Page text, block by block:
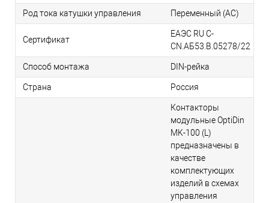
Род тока катушки управления Переменный (AC)
Сертификат
ЕАЭС RU С-
CN.АБ53.В.05278/22
Способ монтажа DIN-рейка
Страна Россия
Контакторы
модульные OptiDin
MK-100 (L)
предназначены в
качестве
комплектующих
изделий в схемах
управления